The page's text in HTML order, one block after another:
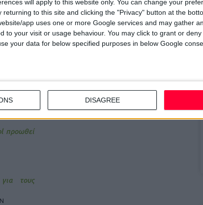
will apply to this website only. You can change your
returning to this site and clicking the "Privacy" button at the
app uses one or more Google services and may gather
to your visit or usage behaviour. You may click to grant or
your data for below specified purposes in below Google
DISAGREE
έναρξη του νέου ερευνητικού κέντρου στην Πάτρα
προσφορά της ΒΙΑΝΕΞ μέσω του Ιδρύματος Παύλος
προωθεί
τους